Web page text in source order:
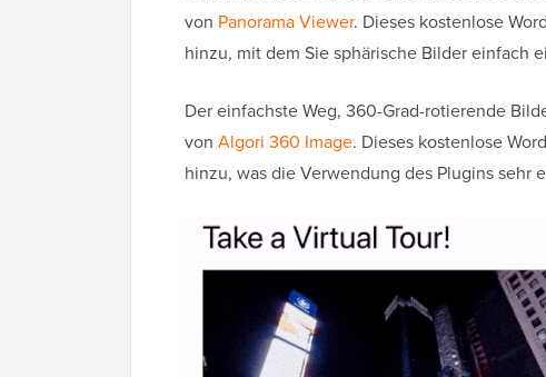
von Panorama Viewer. Dieses kostenlose
hinzu, mit dem Sie sphärische Bilder einfach
Der einfachste Weg, 360-Grad-rotierende
von Algori 360 Image. Dieses kostenlose
hinzu, was die Verwendung des Plugins sehr